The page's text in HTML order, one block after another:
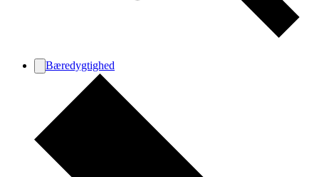
Bæredygtighed